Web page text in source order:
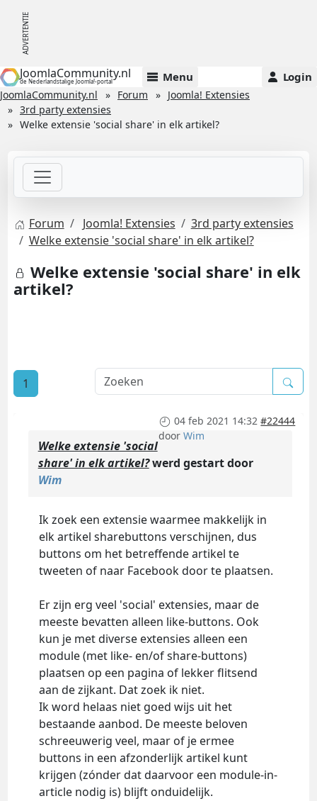
JoomlaCommunity.nl
de Nederlandstalige Joomla!-portal Menu Login
JoomlaCommunity.nl Forum
Joomla! Extensies
3rd party extensies
Welke extensie 'social share' in elk artikel?
Forum Joomla! Extensies
3rd party extensies
Welke extensie 'social share' in elk artikel?
Welke extensie 'social share' in elk
artikel?
1
04 feb 2021 14:32 #22444
doorWim
Welke extensie 'social
share' in elk artikel?werd gestart door
Wim
Ik zoek een extensie waarmee makkelijk in
elk artikel sharebuttons verschijnen, dus
buttons om het betreffende artikel te
tweeten of naar Facebook door te plaatsen.
Er zijn erg veel 'social' extensies, maar de
meeste bevatten alleen like-buttons. Ook
kun je met diverse extensies alleen een
module (met like- en/of share-buttons)
plaatsen op een pagina of lekker flitsend
aan de zijkant. Dat zoek ik niet.
Ik word helaas niet goed wijs uit het
bestaande aanbod. De meeste beloven
schreeuwerig veel, maar of je ermee
buttons in een afzonderlijk artikel kunt
krijgen (zónder dat daarvoor een module-in-
article nodig is) blijft onduidelijk.